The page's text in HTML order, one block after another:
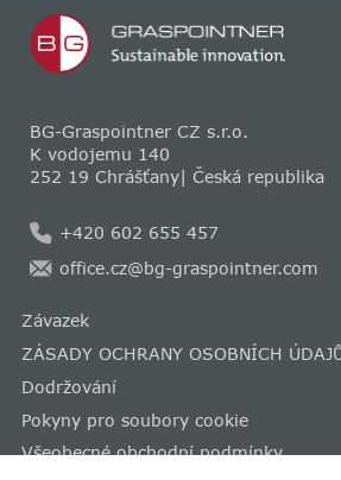
BG-Graspointner CZ s.r.o.
K vodojemu 140
252 19 Chrášťany| Česká republika
+420 602 655 457
office.cz@bg-graspointner.com
Závazek
ZÁSADY OCHRANY OSOBNÍCH
Dodržování
Pokyny pro soubory cookie
Všeobecné obchodní podmínky